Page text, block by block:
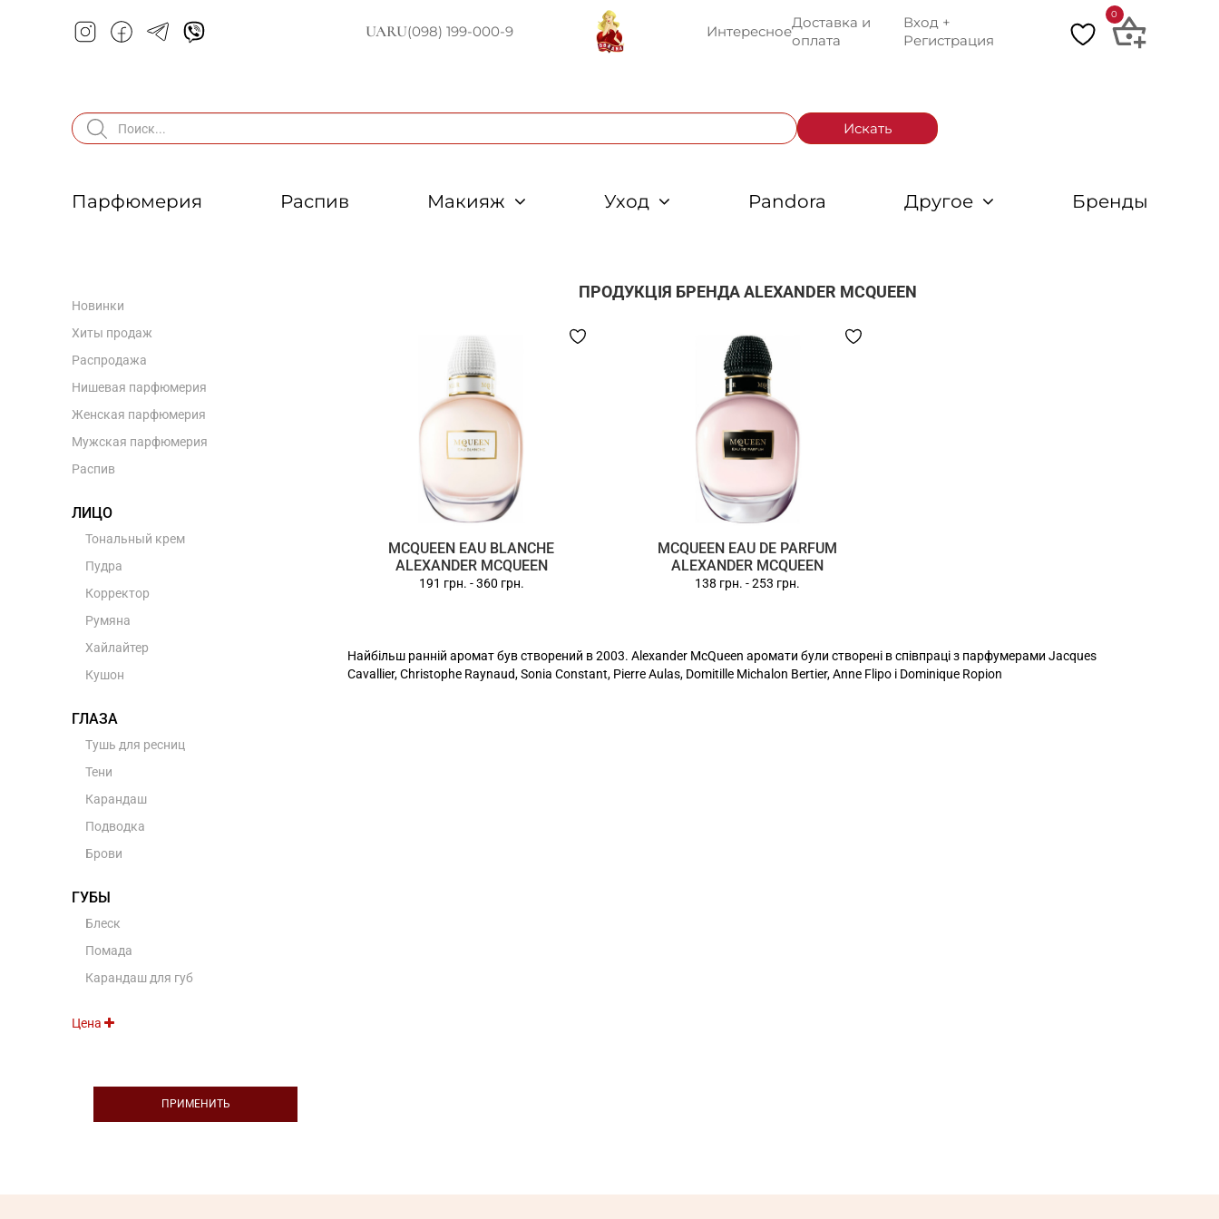
UARU(098) 199-000-9 Интересное
Доставка и
оплата
Вход +
Регистрация
0
Искать
Парфюмерия Распив Макияж Уход Pandora Другое Бренды
Новинки
Хиты продаж
Распродажа
Нишевая парфюмерия
Женская парфюмерия
Мужская парфюмерия
Распив
ЛИЦО
Тональный крем
Пудра
Корректор
Румяна
Хайлайтер
Кушон
ГЛАЗА
Тушь для ресниц
Тени
Карандаш
Подводка
Брови
ГУБЫ
Блеск
Помада
Карандаш для губ
Цена
ПРИМЕНИТЬ
ПРОДУКЦІЯ БРЕНДАALEXANDER MCQUEEN
MCQUEEN EAU BLANCHE
ALEXANDER MCQUEEN
191 грн. -360 грн.
MCQUEEN EAU DE PARFUM
ALEXANDER MCQUEEN
138 грн. -253 грн.
Найбільш ранній аромат був створений в 2003. Alexander McQueen аромати були створені в співпраці з парфумерами Jacques
Cavallier, Christophe Raynaud, Sonia Constant, Pierre Aulas, Domitille Michalon Bertier, Anne Flipo і Dominique Ropion